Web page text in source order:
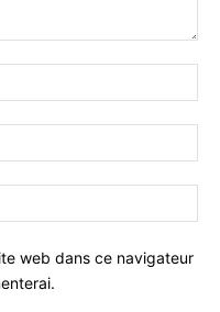
web dans ce navigateur